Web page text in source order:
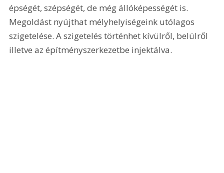
épségét, szépségét, de még állóképességét is.
Megoldást nyújthat mélyhelyiségeink utólagos
szigetelése. A szigetelés történhet kívülről, belülről
illetve az építményszerkezetbe injektálva.